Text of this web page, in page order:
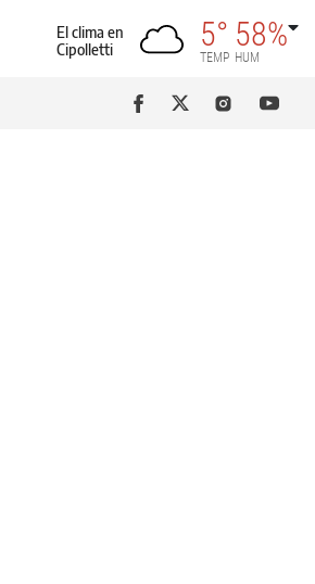
El clima en
Cipolletti
5°
TEMP
58%
HUM